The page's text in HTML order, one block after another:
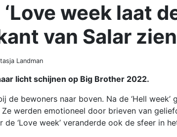
week laat
van Salar
Landman
licht schijnen op Big Brother 2022.
de bewoners naar boven. Na de ‘Hell
Ze werden emotioneel door brieven van
‘Love week’ veranderde ook de sfeer in